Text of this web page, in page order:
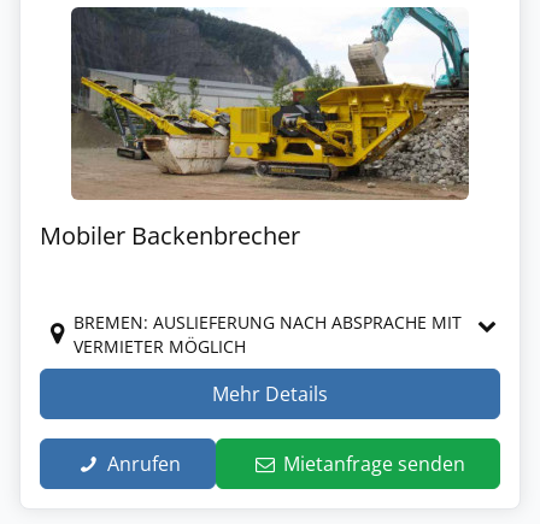
Mobiler Backenbrecher
BREMEN: AUSLIEFERUNG NACH ABSPRACHE MIT
VERMIETER MÖGLICH
Mehr Details
Anrufen Mietanfrage senden